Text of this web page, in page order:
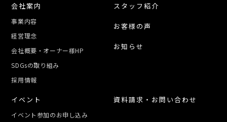
会社案内
事業内容
経営理念
会社概要・オーナー様HP
SDGsの取り組み
採用情報
スタッフ紹介
お客様の声
お知らせ
イベント
イベント参加のお申し込み
資料請求・お問い合わせ